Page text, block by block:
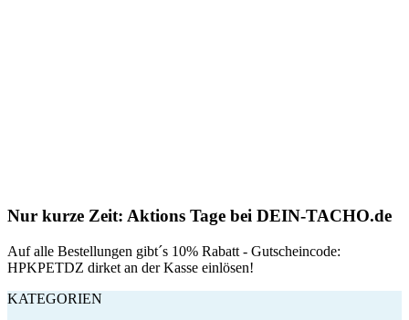
Nur kurze Zeit: Aktions Tage bei DEIN-TACHO.de
Auf alle Bestellungen gibt´s 10% Rabatt - Gutscheincode:
HPKPETDZ dirket an der Kasse einlösen!
KATEGORIEN